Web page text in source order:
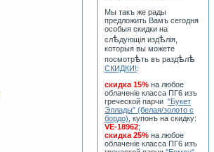
Мы такъ же рады
предложить Вамъ сегодня
особыя скидки на
слѣдующiя издѣлiя,
которыя вы можете
посмотрѣть въ раздѣлѣ
СКИДКИ!:
скидка 15% на любое
облаченiе класса ПГ6 изъ
греческой парчи "Букет
Эллады" (белая/золото с
бордо) , купонъ на скидку:
VE-18962;
скидка 25% на любое
облаченiе класса ПГ6 изъ